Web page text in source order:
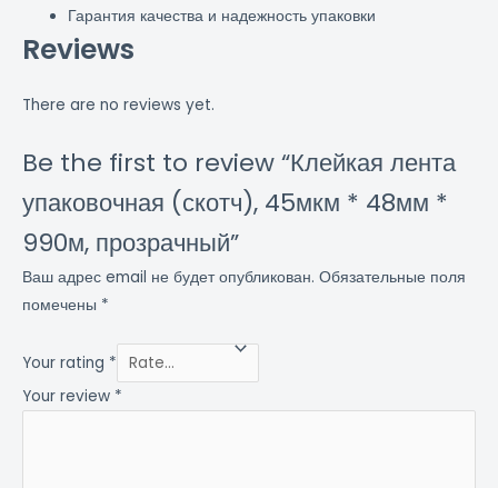
Гарантия качества и надежность упаковки
Reviews
There are no reviews yet.
Be the first to review “Клейкая лента
упаковочная (скотч), 45мкм * 48мм *
990м, прозрачный”
Ваш адрес email не будет опубликован. Обязательные поля
помечены *
Your rating *
Your review *